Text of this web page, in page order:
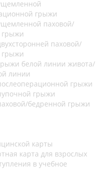
грыжи
паховой/
грыжи
паховой/
грыжи
белой линии живота/
линии
грыжи
грыжи
бедренной грыжи
карты
карта для взрослых
в учебное